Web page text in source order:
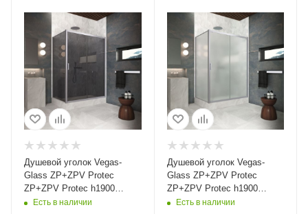
Душевой уголок Vegas-
Glass ZP+ZPV Protec
ZP+ZPV Protec h1900
130*75 07 07 130х75 стекло
Есть в наличии
Душевой уголок Vegas-
Glass ZP+ZPV Protec
ZP+ZPV Protec h1900
130*75 07 10 130х75 стекло
Есть в наличии